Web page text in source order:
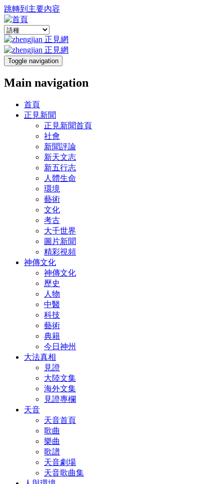
跳轉到主要內容
Toggle navigation
Main navigation
首頁
正見新聞
正見新聞首頁
社會
新聞評論
新天文志
新五行志
人體生命
環境
藝術
文化
考古
大千世界
圖片新聞
精彩視頻
神傳文化
神傳文化
歷史
人物
中醫
科技
藝術
典籍
今日神州
大法真相
見證
大陸文集
海外文集
見證專欄
天音
天音首頁
歌曲
樂曲
歌譜
天音劇場
天音歌曲集